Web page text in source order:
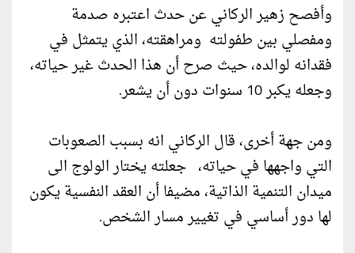
وأفصح زهير الركاني عن حدث اعتبره صدمة
ومفصلي بين طفولته ومراهقته، الذي يتمثل في
فقدانه لوالده، حيث صرح أن هذا الحدث غير حياته،
وجعله يكبر 10 سنوات دون أن يشعر.
ومن جهة أخرى، قال الركاني انه بسبب الصعوبات
التي واجهها في حياته، جعلته يختار الولوج الى
ميدان التنمية الذاتية، مضيفا أن العقد النفسية يكون
لها دور أساسي في تغيير مسار الشخص.